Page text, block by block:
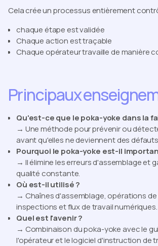
Cela crée un processus entièrement
chaque étape est validée
Chaque action est traçable
Chaque opérateur travaille de manière
Principaux
Qu'est-ce que le poka-yoke dans la
→ Une méthode pour prévenir ou
avant qu'elles ne deviennent des
Pourquoi le poka-yoke est-il
→ Il élimine les erreurs d'assemblage et
qualité constante.
Où est-il utilisé ?
→ Chaînes d'assemblage, opérations
inspections et flux de travail numériques.
Quel est l'avenir ?
→ Combinaison du poka-yoke avec le
l'opérateur et le logiciel d'instruction de